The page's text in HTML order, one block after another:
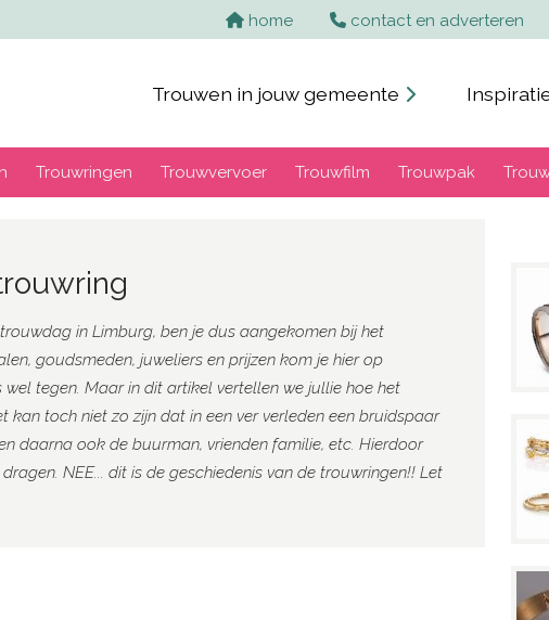
home contact en adverteren
Trouwen in jouw gemeente
Trouwringen Trouwvervoer Trouwfilm Trouwpak
in Limburg, ben je dus aangekomen bij het
goudsmeden, juweliers en prijzen kom je hier op
tegen. Maar in dit artikel vertellen we jullie hoe het
kan toch niet zo zijn dat in een ver verleden een bruidspaar
daarna ook de buurman, vrienden familie, etc. Hierdoor
NEE... dit is de geschiedenis van de trouwringen!! Let